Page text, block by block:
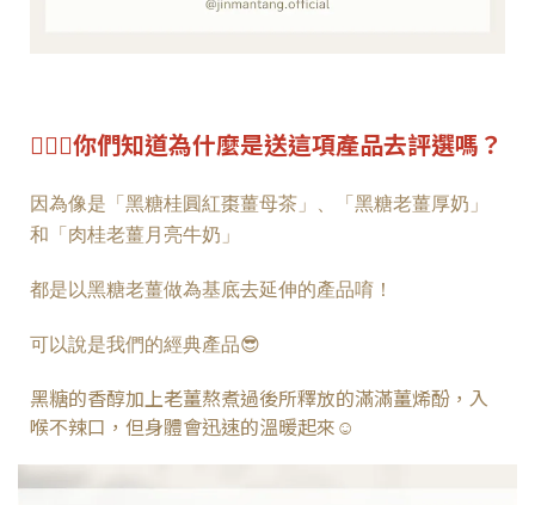
💁🏻‍♀️你們知道為什麼是送這項產品去評選嗎？
因為像是「黑糖桂圓紅棗薑母茶」、「黑糖老薑厚奶」
和「肉桂老薑月亮牛奶」
都是以黑糖老薑做為基底去延伸的產品唷！
可以說是我們的經典產品😎
黑糖的香醇加上老薑熬煮過後所釋放的滿滿薑烯酚，入
喉不辣口，但身體會迅速的溫暖起來☺️